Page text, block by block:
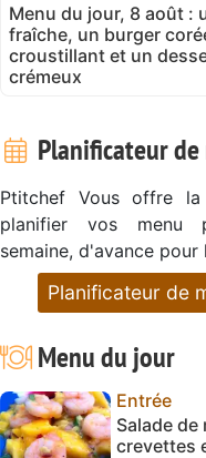
Menu du jour, 8 août :
fraîche, un burger
croustillant et un
crémeux
Planificateur de
Ptitchef Vous offre
planifier vos menu
semaine, d'avance pour
Planificateur de
Menu du jour
Entrée
Salade de
crevettes